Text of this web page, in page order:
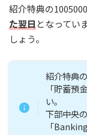
紹介特典の
た翌日となってい
しょう。
紹介特典
「貯蓄預
い。
下部中央
「